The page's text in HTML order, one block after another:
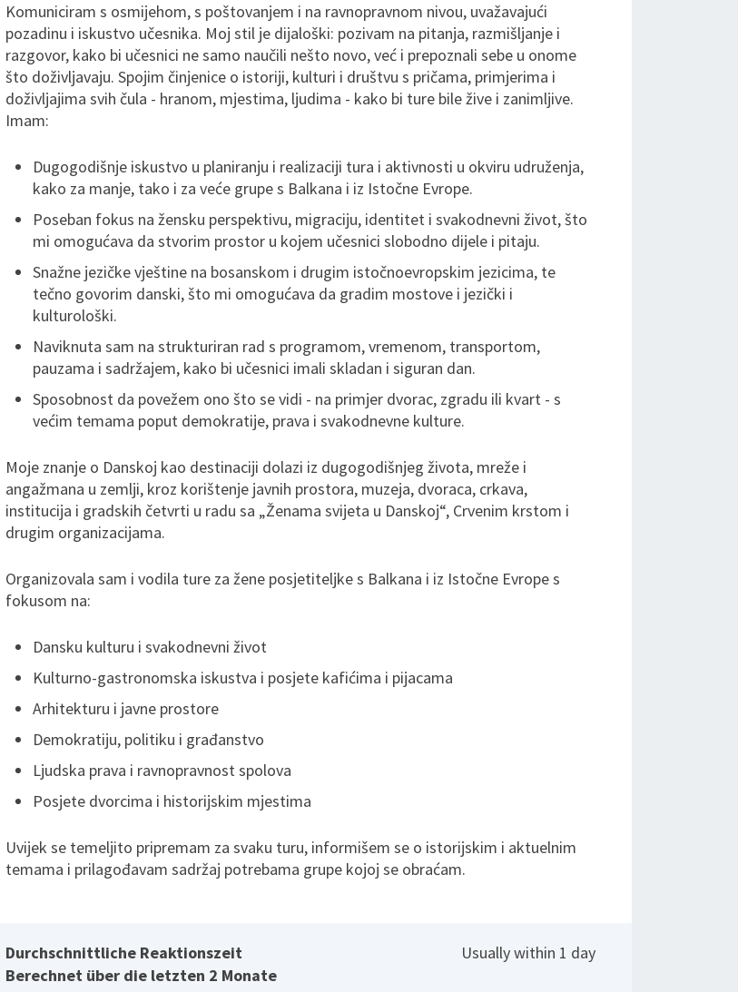
Komuniciram s osmijehom, s poštovanjem i na ravnopravnom nivou, uvažavajući
pozadinu i iskustvo učesnika. Moj stil je dijaloški: pozivam na pitanja, razmišljanje i
razgovor, kako bi učesnici ne samo naučili nešto novo, već i prepoznali sebe u onome
što doživljavaju. Spojim činjenice o istoriji, kulturi i društvu s pričama, primjerima i
doživljajima svih čula - hranom, mjestima, ljudima - kako bi ture bile žive i zanimljive.
Imam:
Dugogodišnje iskustvo u planiranju i realizaciji tura i aktivnosti u okviru udruženja,
kako za manje, tako i za veće grupe s Balkana i iz Istočne Evrope.
Poseban fokus na žensku perspektivu, migraciju, identitet i svakodnevni život, što
mi omogućava da stvorim prostor u kojem učesnici slobodno dijele i pitaju.
Snažne jezičke vještine na bosanskom i drugim istočnoevropskim jezicima, te
tečno govorim danski, što mi omogućava da gradim mostove i jezički i
kulturološki.
Naviknuta sam na strukturiran rad s programom, vremenom, transportom,
pauzama i sadržajem, kako bi učesnici imali skladan i siguran dan.
Sposobnost da povežem ono što se vidi - na primjer dvorac, zgradu ili kvart - s
većim temama poput demokratije, prava i svakodnevne kulture.
Moje znanje o Danskoj kao destinaciji dolazi iz dugogodišnjeg života, mreže i
angažmana u zemlji, kroz korištenje javnih prostora, muzeja, dvoraca, crkava,
institucija i gradskih četvrti u radu sa „Ženama svijeta u Danskoj“, Crvenim krstom i
drugim organizacijama.
Organizovala sam i vodila ture za žene posjetiteljke s Balkana i iz Istočne Evrope s
fokusom na:
Dansku kulturu i svakodnevni život
Kulturno-gastronomska iskustva i posjete kafićima i pijacama
Arhitekturu i javne prostore
Demokratiju, politiku i građanstvo
Ljudska prava i ravnopravnost spolova
Posjete dvorcima i historijskim mjestima
Uvijek se temeljito pripremam za svaku turu, informišem se o istorijskim i aktuelnim
temama i prilagođavam sadržaj potrebama grupe kojoj se obraćam.
Durchschnittliche Reaktionszeit
Berechnet über die letzten 2 Monate
Usually within 1 day